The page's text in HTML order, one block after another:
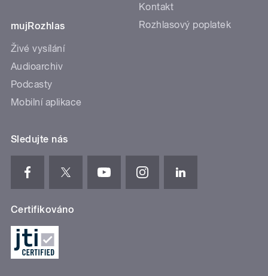
mujRozhlas
Živé vysílání
Audioarchiv
Podcasty
Mobilní aplikace
Kontakt
Rozhlasový poplatek
Sledujte nás
Certifikováno